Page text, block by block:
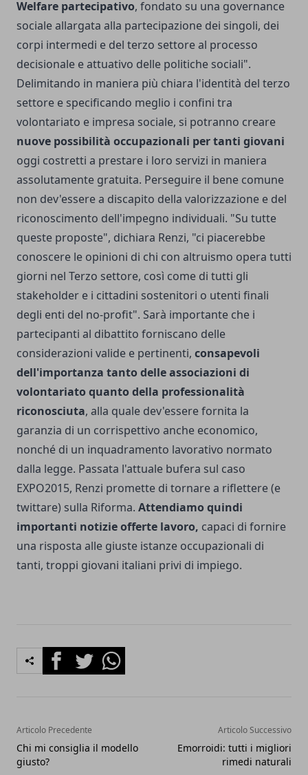
Welfare partecipativo, fondato su una governance
sociale allargata alla partecipazione dei singoli, dei
corpi intermedi e del terzo settore al processo
decisionale e attuativo delle politiche sociali".
Delimitando in maniera più chiara l'identità del terzo
settore e specificando meglio i confini tra
volontariato e impresa sociale, si potranno creare
nuove possibilità occupazionali per tanti giovani
oggi costretti a prestare i loro servizi in maniera
assolutamente gratuita. Perseguire il bene comune
non dev'essere a discapito della valorizzazione e del
riconoscimento dell'impegno individuali. "Su tutte
queste proposte", dichiara Renzi, "ci piacerebbe
conoscere le opinioni di chi con altruismo opera tutti
giorni nel Terzo settore, così come di tutti gli
stakeholder e i cittadini sostenitori o utenti finali
degli enti del no-profit". Sarà importante che i
partecipanti al dibattito forniscano delle
considerazioni valide e pertinenti, consapevoli
dell'importanza tanto delle associazioni di
volontariato quanto della professionalità
riconosciuta, alla quale dev'essere fornita la
garanzia di un corrispettivo anche economico,
nonché di un inquadramento lavorativo normato
dalla legge. Passata l'attuale bufera sul caso
EXPO2015, Renzi promette di tornare a riflettere (e
twittare) sulla Riforma. Attendiamo quindi
importanti notizie offerte lavoro, capaci di fornire
una risposta alle giuste istanze occupazionali di
tanti, troppi giovani italiani privi di impiego.
FacebookTwitterWhatsapp
Articolo Precedente
Chi mi consiglia il modello
giusto?
Articolo Successivo
Emorroidi: tutti i migliori
rimedi naturali